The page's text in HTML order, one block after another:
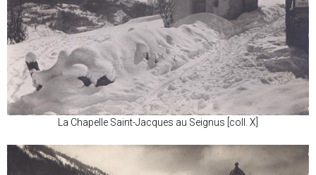
La Chapelle Saint-Jacques au Seignus [coll. X]